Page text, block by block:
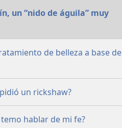
un “nido de águila” muy
de belleza a base de
un rickshaw?
hablar de mi fe?